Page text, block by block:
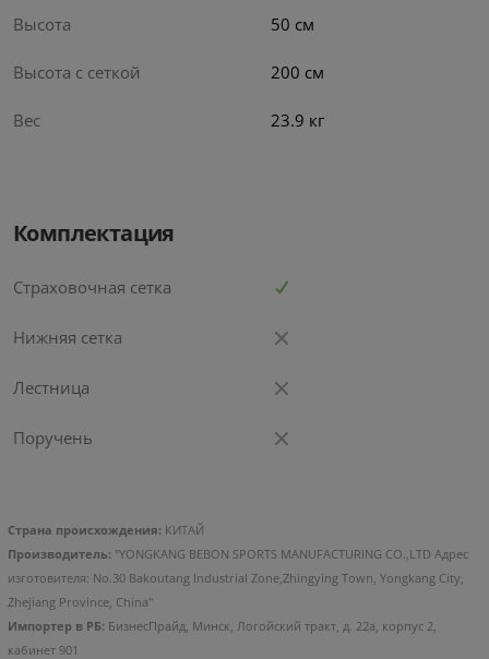
Высота 50 см
Высота с сеткой 200 см
Вес 23.9 кг
Комплектация
Страховочная сетка
Нижняя сетка
Лестница
Поручень
Страна происхождения: КИТАЙ
Производитель: "YONGKANG BEBON SPORTS MANUFACTURING CO.,LTD Адрес
изготовителя: No.30 Bakoutang Industrial Zone,Zhingying Town, Yongkang City,
Zhejiang Province, China"
Импортер в РБ: БизнесПрайд, Минск, Логойский тракт, д. 22а, корпус 2,
кабинет 901
5.0
Портативная колонка
6
Стоимость:
5.0Набор Аква-ферма
Стоимость: